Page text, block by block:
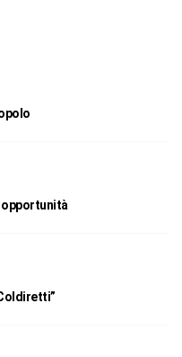
opportunità